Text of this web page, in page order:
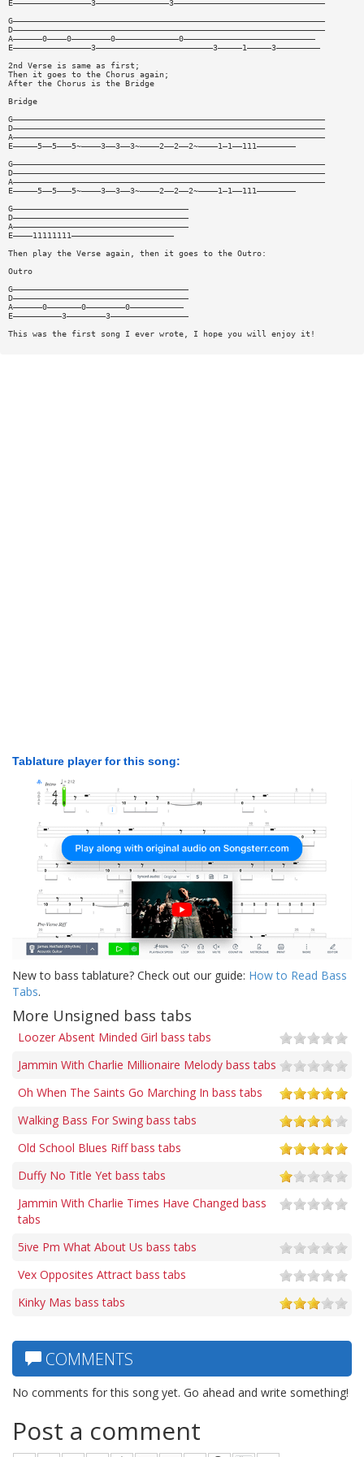
E————————————————3———————————————3———————————————————————————————
G————————————————————————————————————————————————————————————————
D————————————————————————————————————————————————————————————————
A——————0————0————————0—————————————0———————————————————————————
E————————————————3————————————————————————3—————1—————3—————————
2nd Verse is same as first;
Then it goes to the Chorus again;
After the Chorus is the Bridge
Bridge
G————————————————————————————————————————————————————————————————
D————————————————————————————————————————————————————————————————
A————————————————————————————————————————————————————————————————
E—————5——5———5~————3——3——3~————2——2——2~————1—1——111————————
G————————————————————————————————————————————————————————————————
D————————————————————————————————————————————————————————————————
A————————————————————————————————————————————————————————————————
E—————5——5———5~————3——3——3~————2——2——2~————1—1——111————————
G————————————————————————————————————
D————————————————————————————————————
A————————————————————————————————————
E————11111111—————————————————————
Then play the Verse again, then it goes to the Outro:
Outro
G————————————————————————————————————
D————————————————————————————————————
A——————0———————0————————0———————————
E——————————3————————3————————————————
This was the first song I ever wrote, I hope you will enjoy it!
Tablature player for this song:
New to bass tablature? Check out our guide: How to Read Bass
Tabs.
More Unsigned bass tabs
Loozer Absent Minded Girl bass tabs
Jammin With Charlie Millionaire Melody bass tabs
Oh When The Saints Go Marching In bass tabs
Walking Bass For Swing bass tabs
Old School Blues Riff bass tabs
Duffy No Title Yet bass tabs
Jammin With Charlie Times Have Changed bass
tabs
5ive Pm What About Us bass tabs
Vex Opposites Attract bass tabs
Kinky Mas bass tabs
COMMENTS
No comments for this song yet. Go ahead and write something!
Post a comment